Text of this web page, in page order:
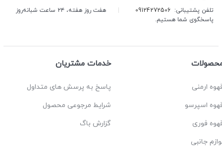
تلفن پشتیبانی: 09124272506
هفت روز هفته، ۲۴ ساعت شبانه‌روز
پاسخگوی شما هستیم.
ارمنی
اسپرسو
فوری
جانبی
خدمات مشتریان
پاسخ به پرسش های متداول
شرایط مرجوعی محصول
گزارش باگ